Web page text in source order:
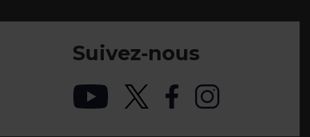
Suivez-nous